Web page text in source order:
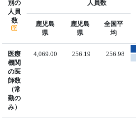
別の
人員
数
人員数
鹿児島
県
鹿児島
県
全国平
均
医療
機関
の医
師数
（常
勤の
み）
4,069.00 256.19 256.98